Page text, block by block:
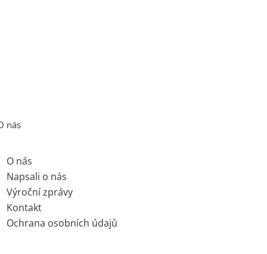
nás
O nás
Napsali o nás
Výroční zprávy
Kontakt
Ochrana osobních údajů